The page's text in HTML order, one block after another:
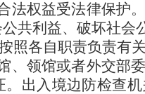
法权益受法律保护
共利益、破坏社会
照各自职责负责有
、领馆或者外交部
出入境边防检查